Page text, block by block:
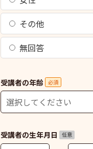
その他
無回答
受講者の年齢 必須
受講者の生年月日 任意